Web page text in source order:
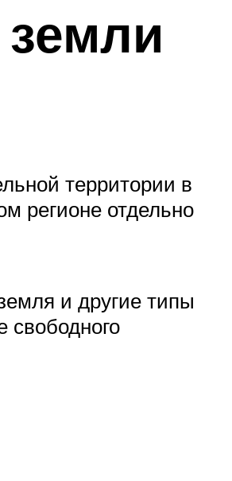
территории в
регионе отдельно
и другие типы
свободного